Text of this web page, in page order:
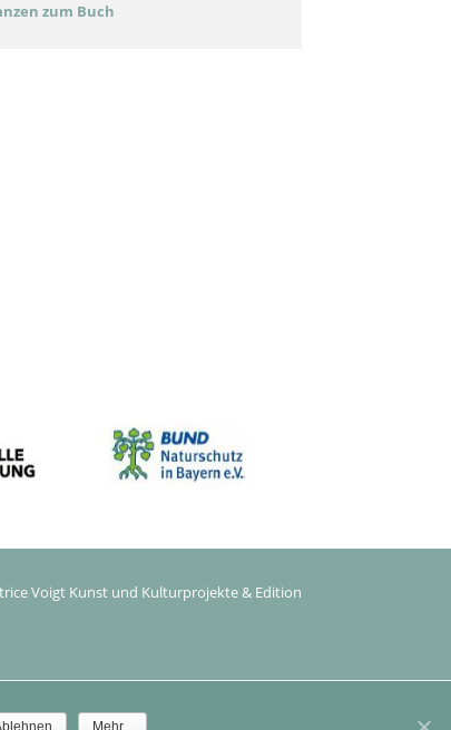
zum Buch
Voigt Kunst und Kulturprojekte & Edition
Mehr...